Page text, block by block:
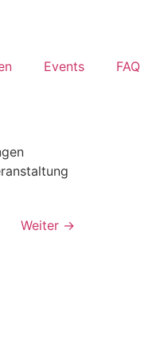
Events FAQ
Weiter →